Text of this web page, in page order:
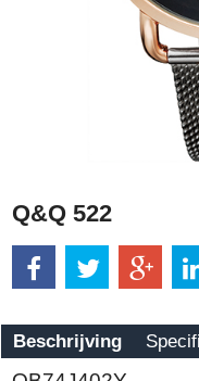
Q&Q 522
Beschrijving